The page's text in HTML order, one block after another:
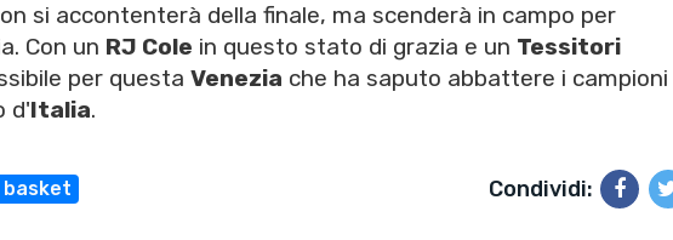
si accontenterà della finale, ma scenderà in campo per
Con un RJ Cole in questo stato di grazia e un Tessitori
per questa Venezia che ha saputo abbattere i campioni
d'Italia.
basket Condividi: